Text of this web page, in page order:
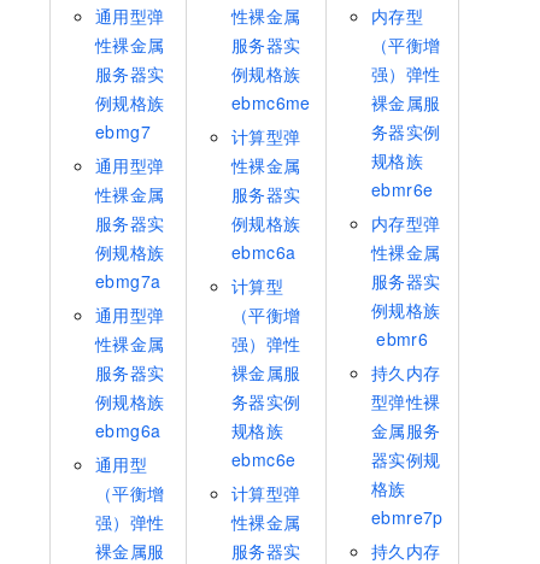
通用型弹
性裸金属
服务器实
例规格族
ebmg7
通用型弹
性裸金属
服务器实
例规格族
ebmg7a
通用型弹
性裸金属
服务器实
例规格族
ebmg6a
通用型
（平衡增
强）弹性
裸金属服
性裸金属
服务器实
例规格族
ebmc6me
计算型弹
性裸金属
服务器实
例规格族
ebmc6a
计算型
（平衡增
强）弹性
裸金属服
务器实例
规格族
ebmc6e
计算型弹
性裸金属
服务器实
内存型
（平衡增
强）弹性
裸金属服
务器实例
规格族
ebmr6e
内存型弹
性裸金属
服务器实
例规格族
ebmr6
持久内存
型弹性裸
金属服务
器实例规
格族
ebmre7p
持久内存